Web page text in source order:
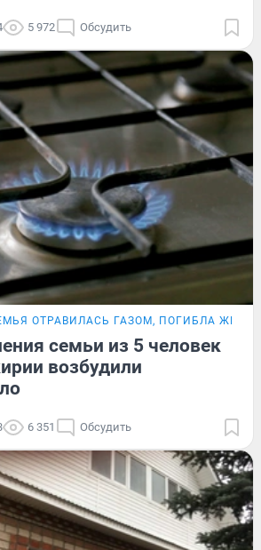
5 972 Обсудить
ОТРАВИЛАСЬ ГАЗОМ, ПОГИБЛА
семьи из 5 человек
возбудили
6 351 Обсудить